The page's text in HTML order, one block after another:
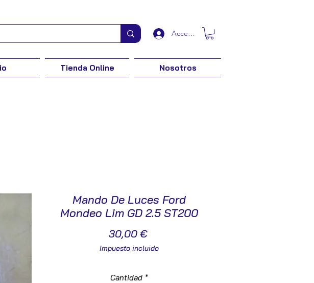
Acceder
Tienda Online Nosotros
Mando De Luces Ford
Mondeo Lim GD 2.5 ST200
30,00 €Precio
Impuesto incluido
Cantidad *